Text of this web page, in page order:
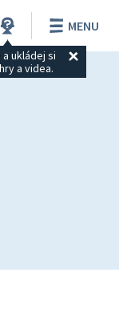
ukládej si
a videa.
MENU